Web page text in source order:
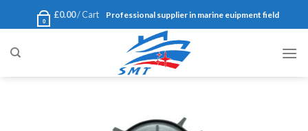
Professional supplier in marine euipment field
Cart /
£0.00
0